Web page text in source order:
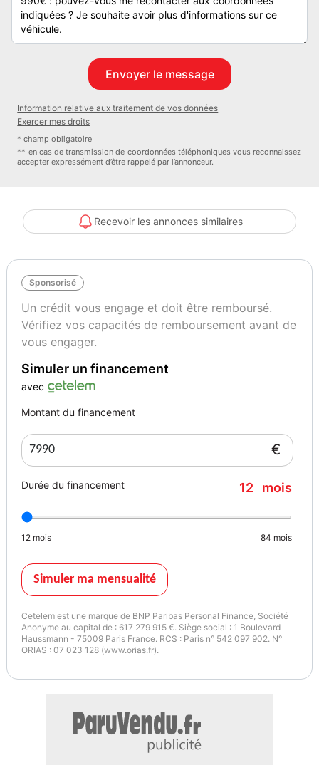
(*) Voir conditions en agence
Tag : AUDI, TT, COUPE, 1L8, ESSENCE,
Clio V6 ;
L'AGENCE AUTOMOBILIERE, 1° réseau d'agences en Europe de
vente entre particuliers
Nous vous accueillons dans notre agence, 24 Route
Lundi : - | 14:00 - 18:00
Samedi : 09:00 - | - 17:00
Information relative aux traitement de vos données
Exercer mes droits
* champ obligatoire
** en cas de transmission de coordonnées téléphoniques vous reconnaissez
accepter expressément d’être rappelé par l’annonceur.
Recevoir les annonces similaires
Sponsorisé
Un crédit vous engage et doit être remboursé.
Vérifiez vos capacités de remboursement avant de
vous engager.
Simuler un financement
avec
Montant du financement
€
Durée du financement 12 mois
12 mois 84 mois
Simuler ma mensualité
Cetelem est une marque de BNP Paribas Personal Finance, Société
Anonyme au capital de : 617 279 915 €. Siège social : 1 Boulevard
Haussmann - 75009 Paris France. RCS : Paris n° 542 097 902. N°
ORIAS : 07 023 128 (www.orias.fr).